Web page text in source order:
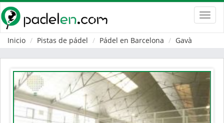
Inicio
Pistas de pádel Pádel en Barcelona Gavà